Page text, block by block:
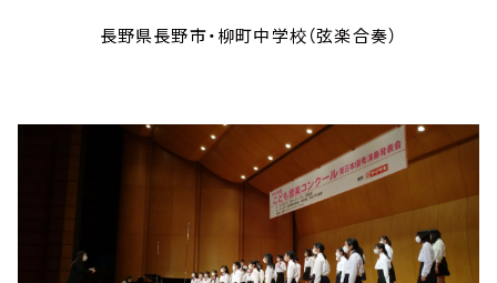
長野県長野市・柳町中学校（弦楽合奏）